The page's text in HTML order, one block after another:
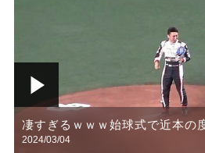
凄すぎるｗｗｗ始球式で近本の
トレート【野球】
2024/03/04